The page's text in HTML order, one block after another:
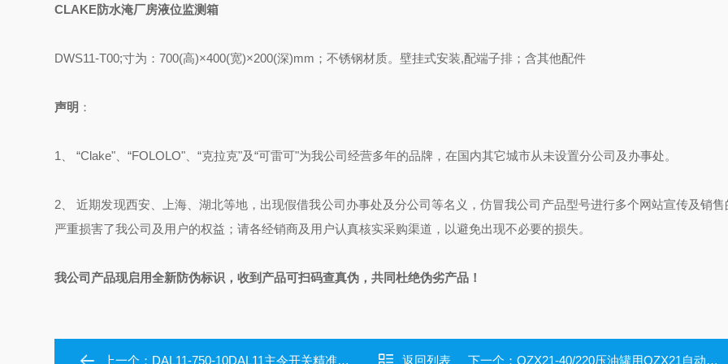
CLAKE防水淹厂房液位监测箱
DWS11-T00;寸为：700(高)×400(宽)×200(深)mm ；不锈钢材质。壁挂式安装,配端子排；含其他配件
声明 ：
1、 “Clake"、“FOLOLO"、“克拉克"及“可雷可"为我公司经营多年的品牌，在国内其它城市从未设置分公司及办事处。
2、 近期发现西安、上海、湖北等地，出现假借我公司办事处及分公司等名义，仿冒我公司产品型号进行多个网站宣传及销
严重损害了我公司及用户的权益；请各经销商及用户认真核实采购渠道，以避免出现不必要的损失。
我公司产品现启用全新防伪标识，收到产品可扫码查真伪，共同杜绝伪劣产品！
上一个： DAL11-750-10DAL11主令开关精准稳定 返回列表 下一个： QZX21-40/220压油罐用QZX21自动补气装置CLAKE